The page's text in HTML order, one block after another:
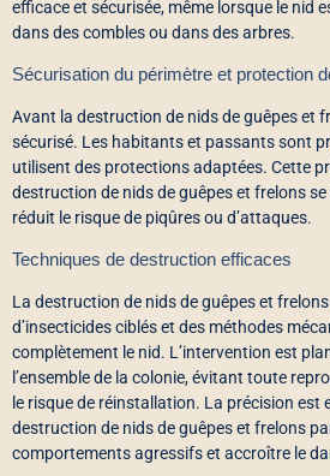
efficace et sécurisée, même lorsque le nid
dans des combles ou dans des arbres.
Sécurisation du périmètre et protection
Avant la destruction de nids de guêpes et
sécurisé. Les habitants et passants sont
utilisent des protections adaptées. Cette
destruction de nids de guêpes et frelons
réduit le risque de piqûres ou d’attaques.
Techniques de destruction efficaces
La destruction de nids de guêpes et
d’insecticides ciblés et des méthodes
complètement le nid. L’intervention est
l’ensemble de la colonie, évitant toute
le risque de réinstallation. La précision est
destruction de nids de guêpes et frelons
comportements agressifs et accroître le